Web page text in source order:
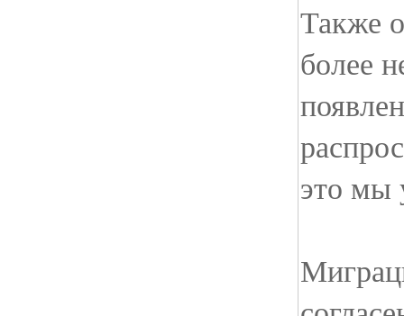
Также
более
это мы